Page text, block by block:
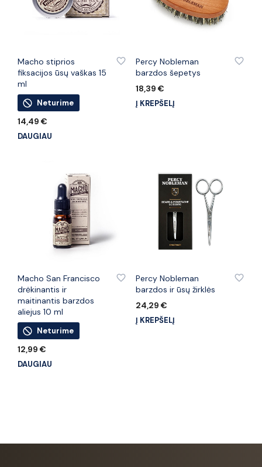
Macho stiprios
fiksacijos ūsų vaškas 15
ml
Neturime
14,49 €
DAUGIAU
Percy Nobleman
barzdos šepetys
18,39 €
Į KREPŠELĮ
Macho San Francisco
drėkinantis ir
maitinantis barzdos
aliejus 10 ml
Neturime
12,99 €
DAUGIAU
Percy Nobleman
barzdos ir ūsų žirklės
24,29 €
Į KREPŠELĮ